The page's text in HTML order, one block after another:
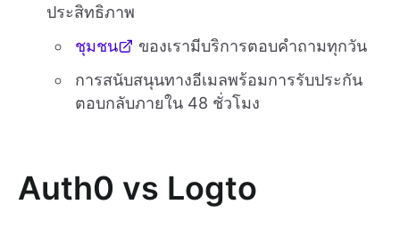
ประสิทธิภาพ
ชุมชน
ของเรามีบริการตอบคำถามทุกวัน
การสนับสนุนทางอีเมลพร้อมการรับประกัน
ตอบกลับภายใน 48 ชั่วโมง
Auth0 vs Logto